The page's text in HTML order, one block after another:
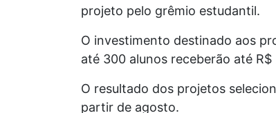
projeto pelo grêmio estudantil.
O investimento destinado aos
até 300 alunos receberão até
O resultado dos projetos
partir de agosto.